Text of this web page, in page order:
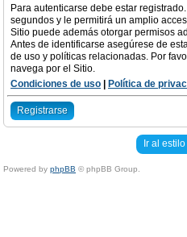
Para autenticarse debe estar
segundos y le permitirá un amplio
Sitio puede además otorgar permisos
Antes de identificarse asegúrese de
de uso y políticas relacionadas. Por
navega por el Sitio.
Condiciones de uso
Política de
Registrarse
Ir al
Powered by phpBB © phpBB Group.